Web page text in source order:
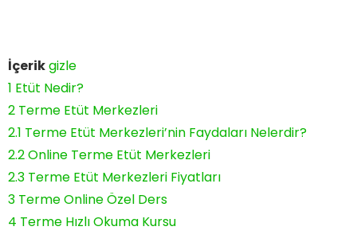
İçerikgizle
1 Etüt Nedir?
2 Terme Etüt Merkezleri
2.1 Terme Etüt Merkezleri’nin Faydaları Nelerdir?
2.2Online Terme Etüt Merkezleri
2.3 Terme Etüt Merkezleri Fiyatları
3 Terme Online Özel Ders
4 Terme Hızlı Okuma Kursu